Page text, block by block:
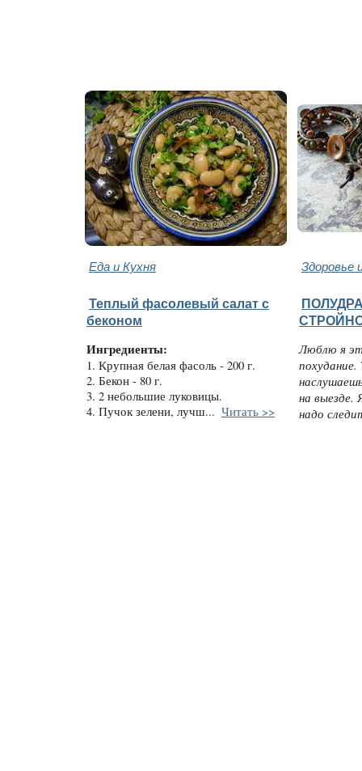
Еда и Кухня Здоровье
Теплый фасолевый салат с
беконом
Ингредиенты:
1. Крупная белая фасоль - 200 г.
2. Бекон - 80 г.
3. 2 небольшие луковицы.
4. Пучок зелени, лучш... Читать >>
Люблю я
похудание.
на выезде.
надо